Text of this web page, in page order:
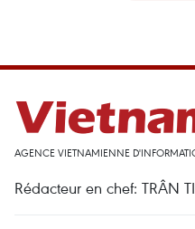
AGENCE VIETNAMIENNE
Rédacteur en chef: TRÂN